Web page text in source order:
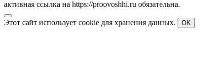
активная ссылка на https://proovoshhi.ru обязательна.
Этот сайт использует cookie для хранения данных. OK